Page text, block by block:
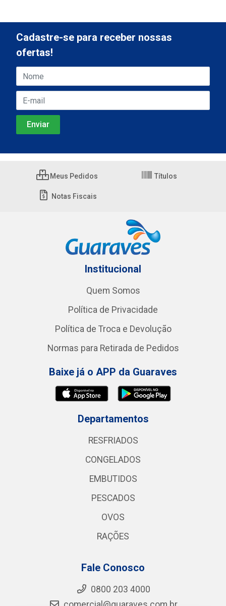
Cadastre-se para receber nossas
ofertas!
Meus Pedidos Títulos
Notas Fiscais
Institucional
Quem Somos
Política de Privacidade
Política de Troca e Devolução
Normas para Retirada de Pedidos
Baixe já o APP da Guaraves
Departamentos
RESFRIADOS
CONGELADOS
EMBUTIDOS
PESCADOS
OVOS
RAÇÕES
Fale Conosco
0800 203 4000